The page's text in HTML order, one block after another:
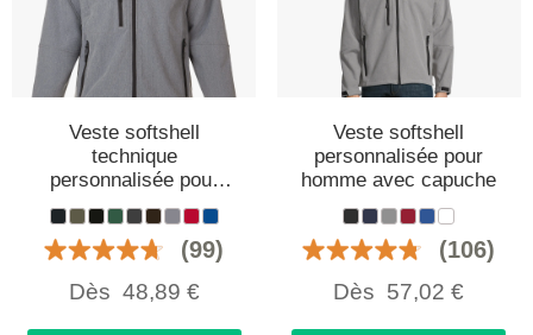
Veste softshell
technique
personnalisée pour
homme
(99)
Dès 48,89 €
Veste softshell
personnalisée pour
homme avec capuche
(106)
Dès 57,02 €